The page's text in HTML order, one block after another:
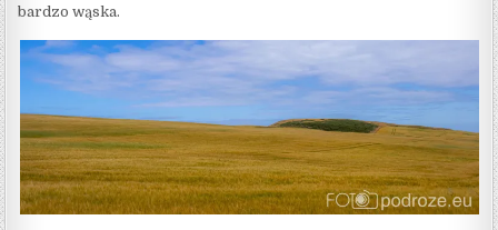
bardzo wąska.